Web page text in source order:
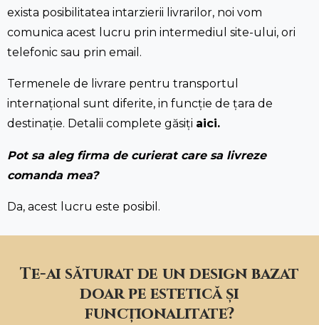
exista posibilitatea intarzierii livrarilor, noi vom
comunica acest lucru prin intermediul site-ului, ori
telefonic sau prin email.
Termenele de livrare pentru transportul
internațional sunt diferite, in funcție de țara de
destinație. Detalii complete găsiți aici.
Pot sa aleg firma de curierat care sa livreze
comanda mea?
Da, acest lucru este posibil.
Te-ai săturat de un design bazat
doar pe estetică și
funcționalitate?